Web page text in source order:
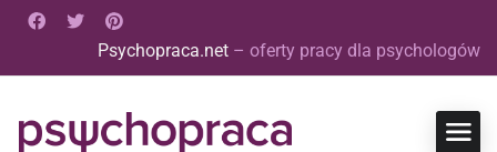
Psychopraca.net – oferty pracy dla psychologów